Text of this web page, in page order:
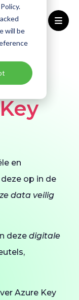
will be
en
op in de
data veilig
deze digitale
Azure Key